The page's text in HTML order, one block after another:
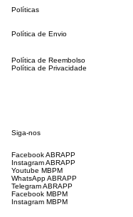
Políticas
Política de Envio
Política de Reembolso
Política de Privacidade
Siga-nos
Facebook ABRAPP
Instagram ABRAPP
Youtube MBPM
WhatsApp ABRAPP
Telegram ABRAPP
Facebook MBPM
Instagram MBPM